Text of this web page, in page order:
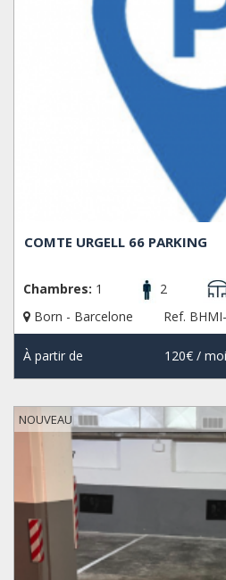
COMTE URGELL 66 PARKING
Chambres: 1 2
Born - Barcelone
Ref.
À partir de 120€/
NOUVEAU